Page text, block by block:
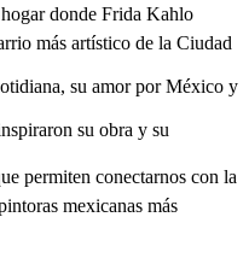
donde Frida Kahlo
más artístico de la Ciudad
su amor por México y
su obra y su
permiten conectarnos con la
mexicanas más